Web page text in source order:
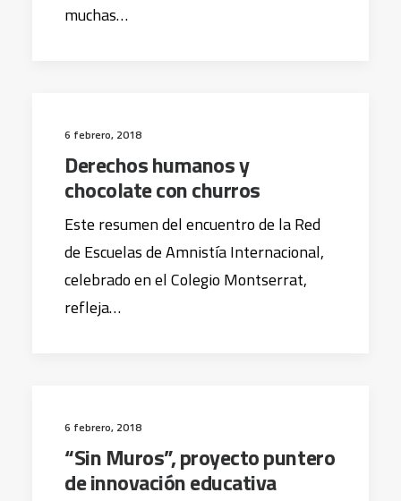
muchas…
6 febrero, 2018
Derechos humanos y
chocolate con churros
Este resumen del encuentro de la Red
de Escuelas de Amnistía Internacional,
celebrado en el Colegio Montserrat,
refleja…
6 febrero, 2018
“Sin Muros”, proyecto puntero
de innovación educativa